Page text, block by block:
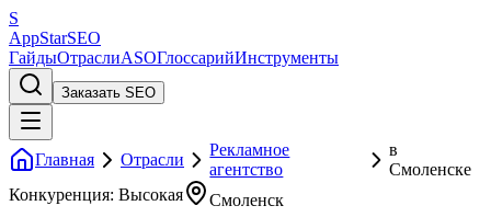
S
AppStarSEO
ГайдыОтраслиASOГлоссарийИнструменты
Заказать SEO
Главная Отрасли
Рекламное
агентство
в
Смоленске
Конкуренция: Высокая
Смоленск